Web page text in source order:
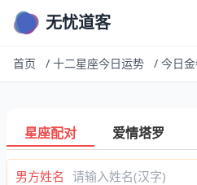
无忧道客
首页 / 十二星座今日运势 / 今日
星座配对 爱情塔罗
男方姓名